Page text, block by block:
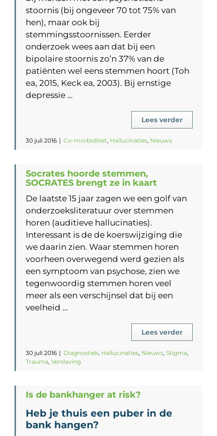
stoornis (bij ongeveer 70 tot 75% van
hen), maar ook bij
stemmingsstoornissen. Eerder
onderzoek wees aan dat bij een
bipolaire stoornis zo’n 37% van de
patiënten wel eens stemmen hoort (Toh
ea, 2015, Keck ea, 2003). Bij ernstige
depressie …
Lees verder
30 juli 2016 | Co-morbiditeit, Hallucinaties, Nieuws
Socrates hoorde stemmen,
SOCRATES brengt ze in kaart
De laatste 15 jaar zagen we een golf van
onderzoeksliteratuur over stemmen
horen (auditieve hallucinaties).
Interessant is de de koerswijziging die
we daarin zien. Waar stemmen horen
voorheen overwegend werd gezien als
een symptoom van psychose, zien we
tegenwoordig stemmen horen veel
meer als een verschijnsel dat bij een
veelheid …
Lees verder
30 juli 2016 | Diagnostiek, Hallucinaties, Nieuws, Stigma,
Trauma, Verslaving
Is de bankhanger at risk?
Heb je thuis een puber in de
bank hangen?